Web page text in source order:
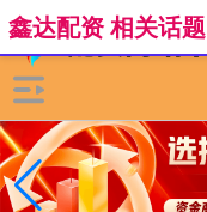
鑫达配资 相关话题